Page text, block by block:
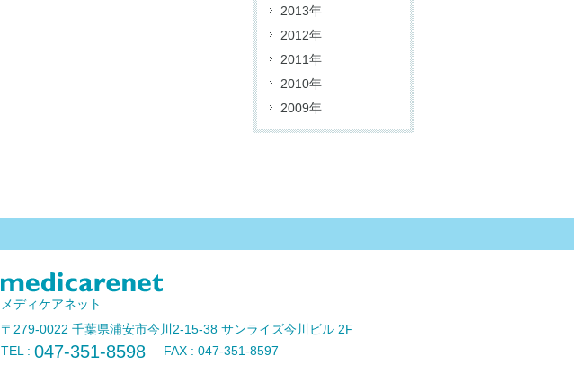
2013年
2012年
2011年
2010年
2009年
メディケアネット
〒279-0022 千葉県浦安市今川2-15-38 サンライズ今川ビル 2F
TEL : 047-351-8598 FAX : 047-351-8597